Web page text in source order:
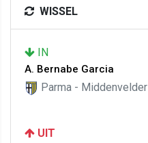
WISSEL
IN
A. Bernabe Garcia
Parma -
UIT